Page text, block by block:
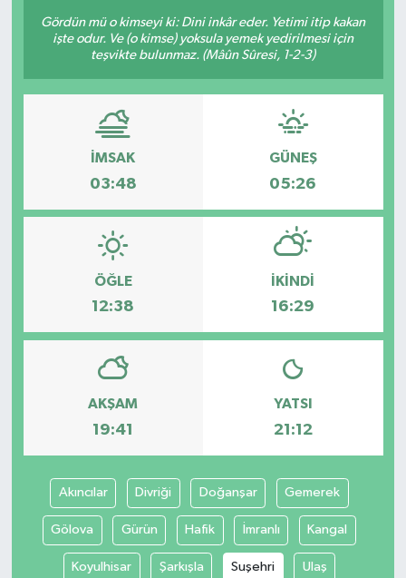
Gördün mü o kimseyi ki: Dini inkâr eder. Yetimi itip kakan
işte odur. Ve (o kimse) yoksula yemek yedirilmesi için
teşvikte bulunmaz. (Mâûn Sûresi, 1-2-3)
İMSAK
03:48
GÜNEŞ
05:26
ÖĞLE
12:38
İKINDI
16:29
AKŞAM
19:41
YATSI
21:12
Akıncılar Divriği Doğanşar Gemerek
Gölova Gürün Hafik İmranlı Kangal
Koyulhisar Şarkışla Suşehri Ulaş